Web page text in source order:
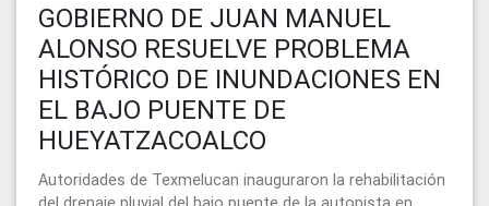
GOBIERNO DE JUAN MANUEL
ALONSO RESUELVE PROBLEMA
HISTÓRICO DE INUNDACIONES EN
EL BAJO PUENTE DE
HUEYATZACOALCO
Autoridades de Texmelucan inauguraron la rehabilitación